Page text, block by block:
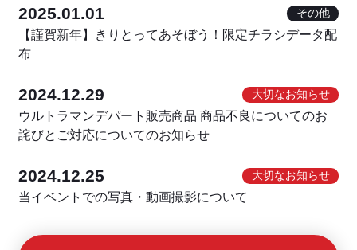
2025.01.01 その他
【謹賀新年】きりとってあそぼう！限定チラシデータ配
布
2024.12.29 大切なお知らせ
ウルトラマンデパート販売商品 商品不良についてのお
詫びとご対応についてのお知らせ
2024.12.25 大切なお知らせ
当イベントでの写真・動画撮影について